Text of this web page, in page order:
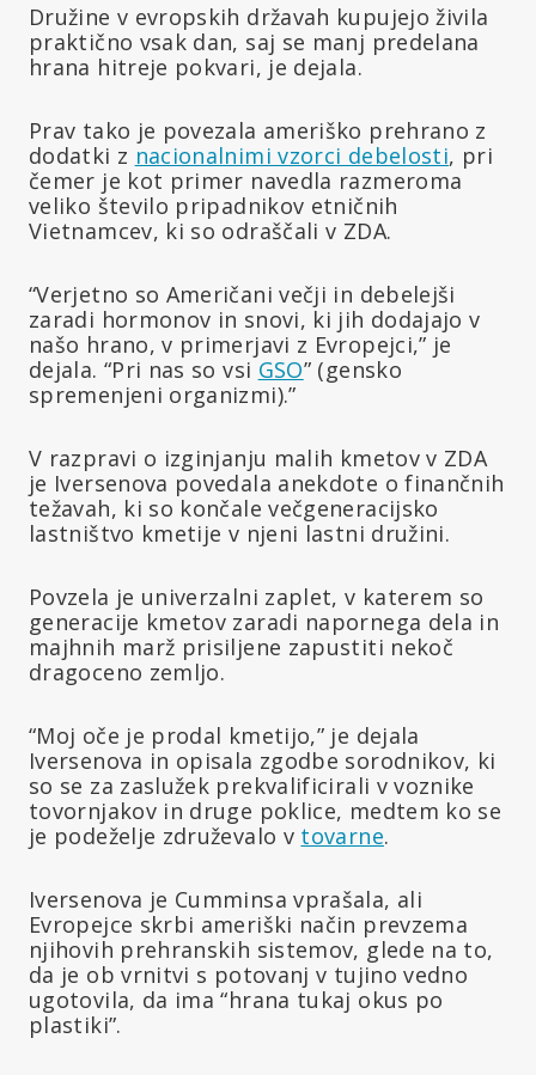
Družine v evropskih državah kupujejo živila
praktično vsak dan, saj se manj predelana
hrana hitreje pokvari, je dejala.
Prav tako je povezala ameriško prehrano z
dodatki z nacionalnimi vzorci debelosti, pri
čemer je kot primer navedla razmeroma
veliko število pripadnikov etničnih
Vietnamcev, ki so odraščali v ZDA.
“Verjetno so Američani večji in debelejši
zaradi hormonov in snovi, ki jih dodajajo v
našo hrano, v primerjavi z Evropejci,” je
dejala. “Pri nas so vsi GSO” (gensko
spremenjeni organizmi).”
V razpravi o izginjanju malih kmetov v ZDA
je Iversenova povedala anekdote o finančnih
težavah, ki so končale večgeneracijsko
lastništvo kmetije v njeni lastni družini.
Povzela je univerzalni zaplet, v katerem so
generacije kmetov zaradi napornega dela in
majhnih marž prisiljene zapustiti nekoč
dragoceno zemljo.
“Moj oče je prodal kmetijo,” je dejala
Iversenova in opisala zgodbe sorodnikov, ki
so se za zaslužek prekvalificirali v voznike
tovornjakov in druge poklice, medtem ko se
je podeželje združevalo v tovarne.
Iversenova je Cumminsa vprašala, ali
Evropejce skrbi ameriški način prevzema
njihovih prehranskih sistemov, glede na to,
da je ob vrnitvi s potovanj v tujino vedno
ugotovila, da ima “hrana tukaj okus po
plastiki”.